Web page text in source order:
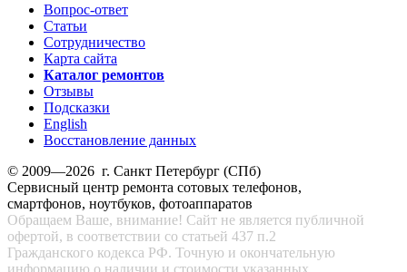
Вопрос-ответ
Статьи
Сотрудничество
Карта сайта
Каталог ремонтов
Отзывы
Подсказки
English
Восстановление данных
© 2009—2026 г. Санкт Петербург (СПб)
Сервисный центр ремонта сотовых телефонов,
смартфонов, ноутбуков, фотоаппаратов
Обращаем Ваше, внимание! Сайт не является публичной
офертой, в соответствии со статьей 437 п.2
Гражданского кодекса РФ. Точную и окончательную
информацию о наличии и стоимости указанных